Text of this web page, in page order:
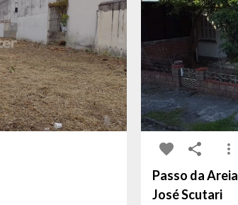
Passo da Areia
José Scutari